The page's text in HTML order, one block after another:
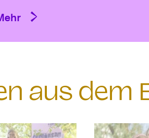
aus dem